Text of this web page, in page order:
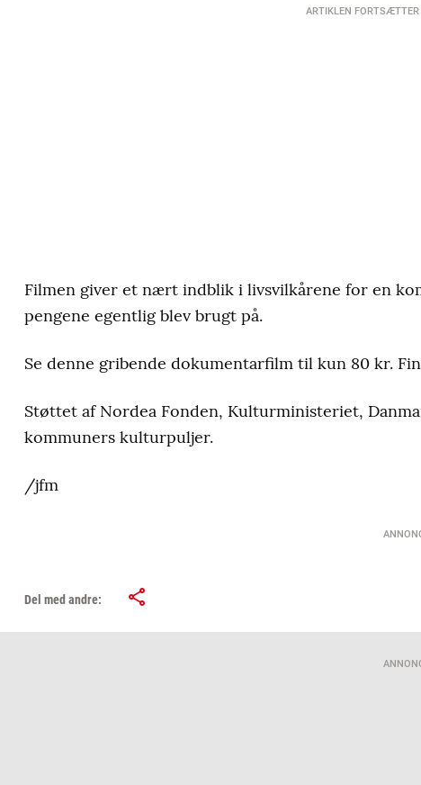
ARTIKLEN FORTSÆTTER
Filmen giver et nært indblik i livsvilkårene for en
pengene egentlig blev brugt på.
Se denne gribende dokumentarfilm til kun 80 kr.
Støttet af Nordea Fonden, Kulturministeriet,
kommuners kulturpuljer.
/jfm
Del med andre: